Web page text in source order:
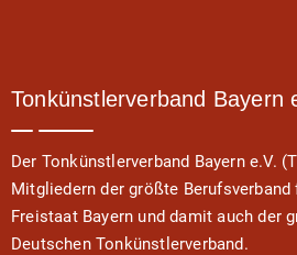
Tonkünstlerverband Bayern
Der Tonkünstlerverband Bayern e.V.
Mitgliedern der größte
Freistaat Bayern und damit auch der
Deutschen Tonkünstlerverband.